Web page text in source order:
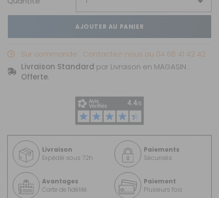
AJOUTER AU PANIER
Sur commande : Contactez-nous au 04 68 41 42 42
Livraison Standard par Livraison en MAGASIN :
Offerte.
Livraison
Expédié sous 72h
Paiements
Sécurisés
Avantages
Carte de fidélité
Paiement
Plusieurs fois